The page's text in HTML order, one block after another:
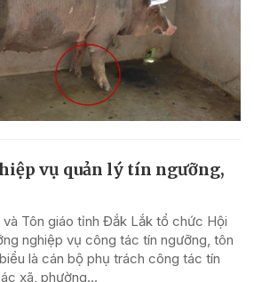
vụ quản lý tín ngưỡng,
Tôn giáo tỉnh Đắk Lắk tổ chức Hội
nghiệp vụ công tác tín ngưỡng, tôn
là cán bộ phụ trách công tác tín
xã, phường...